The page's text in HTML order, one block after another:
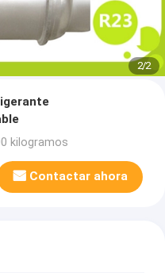
2/2
kilogramos
Contactar ahora